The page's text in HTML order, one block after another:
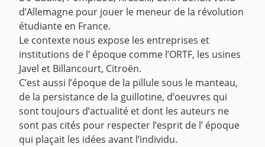
d’Allemagne pour jouer le meneur de la révolution
étudiante en France.
Le contexte nous expose les entreprises et
institutions de l’ époque comme l’ORTF, les usines
Javel et Billancourt, Citroën.
C’est aussi l’époque de la pillule sous le manteau,
de la persistance de la guillotine, d’oeuvres qui
sont toujours d’actualité et dont les auteurs ne
sont pas cités pour respecter l’esprit de l’ époque
qui plaçait les idées avant l’individu.